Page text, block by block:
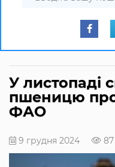
У листопаді
пшеницю
ФАО
9 грудня 2024 87